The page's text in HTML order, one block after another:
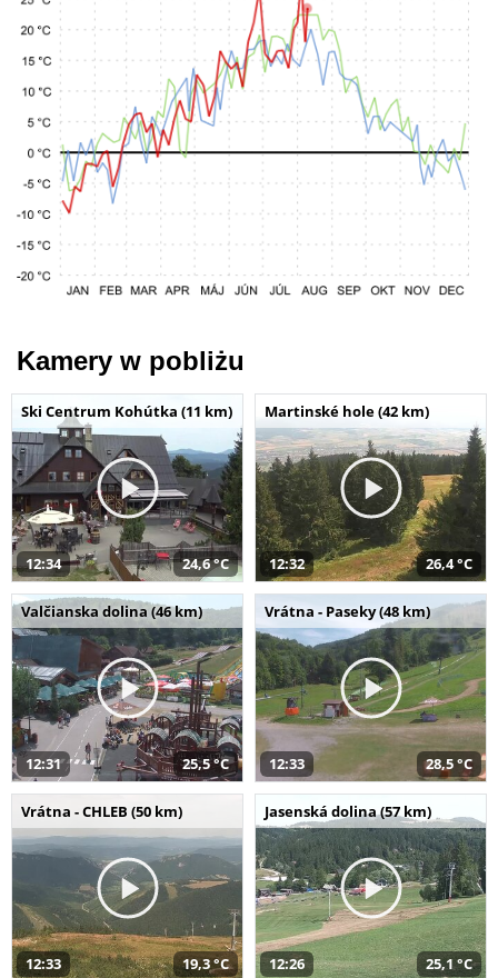
Kamery w pobliżu
Ski Centrum Kohútka (11 km)
12:34 24,6 °C
Martinské hole (42 km)
12:32 26,4 °C
Valčianska dolina (46 km)
12:31 25,5 °C
Vrátna - Paseky (48 km)
12:33 28,5 °C
Vrátna - CHLEB (50 km)
12:33 19,3 °C
Jasenská dolina (57 km)
12:26 25,1 °C